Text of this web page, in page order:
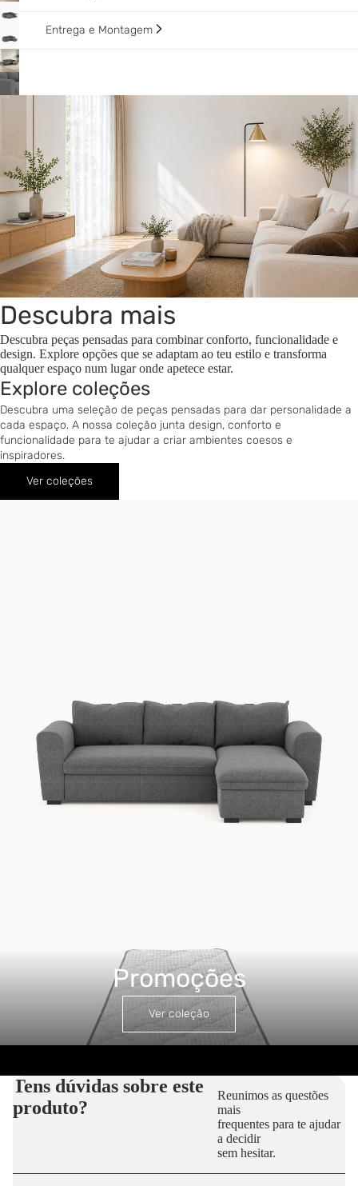
Entrega e Montagem
Descubra mais
Descubra peças pensadas para combinar conforto, funcionalidade e
design. Explore opções que se adaptam ao teu estilo e transforma
qualquer espaço num lugar onde apetece estar.
Explore coleções
Descubra uma seleção de peças pensadas para dar personalidade a
cada espaço. A nossa coleção junta design, conforto e
funcionalidade para te ajudar a criar ambientes coesos e
inspiradores.
Ver coleções
Promoções
Ver coleção
Tens dúvidas sobre este
produto?
Reunimos as questões
mais
frequentes para te ajudar
a decidir
sem hesitar.